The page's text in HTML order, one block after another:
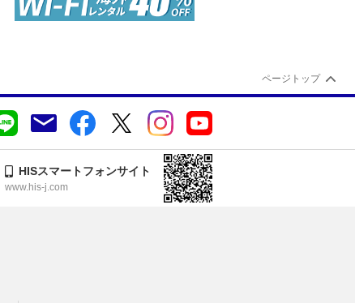
HISスマートフォンサイト
www.his-j.com
ページトップ